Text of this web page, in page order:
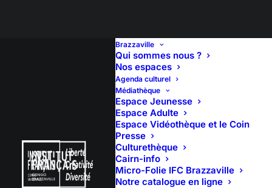
Brazzaville
Qui sommes nous ?
Nos espaces
Agenda culturel
Médiathèque
Espace Jeunesse
Espace Adulte
Espace Vidéothèque et le Coin
Presse
Culturethèque
Cairn-info
Micro-Folie IFC Brazzaville
Notre catalogue en ligne
Les bantous de la